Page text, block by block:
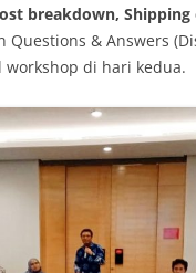
breakdown,
Questions & Answers
di hari kedua.